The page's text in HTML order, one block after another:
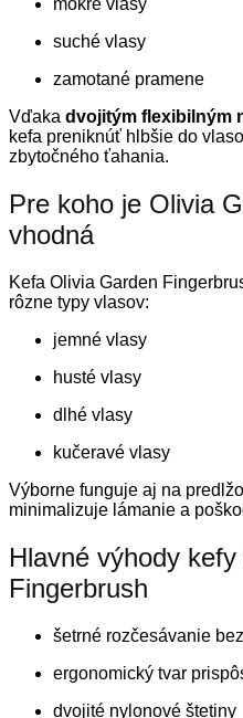
mokré vlasy
suché vlasy
zamotané pramene
Vďaka dvojitým flexibilným
kefa preniknúť hlbšie do
zbytočného ťahania.
Pre koho je Olivia
vhodná
Kefa Olivia Garden
rôzne typy vlasov:
jemné vlasy
husté vlasy
dlhé vlasy
kučeravé vlasy
Výborne funguje aj na
minimalizuje lámanie a
Hlavné výhody
Fingerbrush
šetrné rozčesávanie
ergonomický tvar
dvojité nylonové štetiny